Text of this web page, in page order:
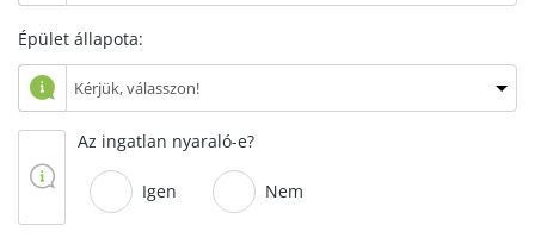
Épület állapota:
Az ingatlan nyaraló-e?
Igen Nem